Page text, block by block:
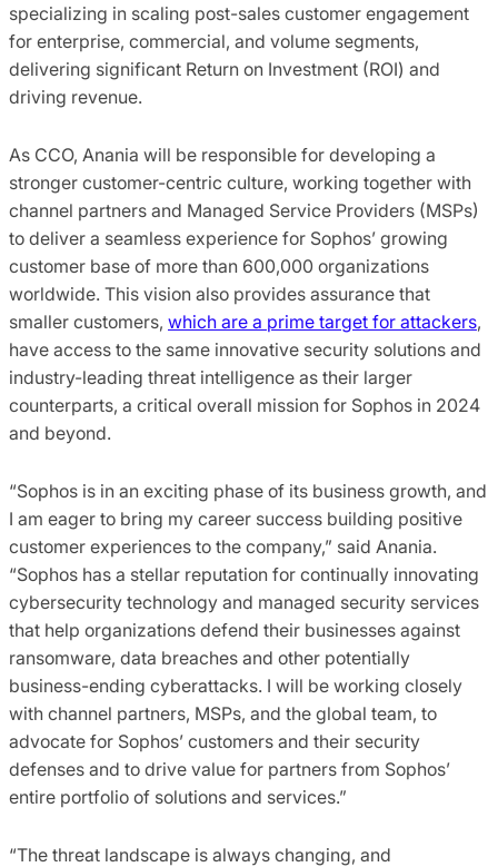
specializing in scaling post-sales customer engagement
for enterprise, commercial, and volume segments,
delivering significant Return on Investment (ROI) and
driving revenue.
As CCO, Anania will be responsible for developing a
stronger customer-centric culture, working together with
channel partners and Managed Service Providers (MSPs)
to deliver a seamless experience for Sophos’ growing
customer base of more than 600,000 organizations
worldwide. This vision also provides assurance that
smaller customers, which are a prime target for attackers,
have access to the same innovative security solutions and
industry-leading threat intelligence as their larger
counterparts, a critical overall mission for Sophos in 2024
and beyond.
“Sophos is in an exciting phase of its business growth, and
I am eager to bring my career success building positive
customer experiences to the company,” said Anania.
“Sophos has a stellar reputation for continually innovating
cybersecurity technology and managed security services
that help organizations defend their businesses against
ransomware, data breaches and other potentially
business-ending cyberattacks. I will be working closely
with channel partners, MSPs, and the global team, to
advocate for Sophos’ customers and their security
defenses and to drive value for partners from Sophos’
entire portfolio of solutions and services.”
“The threat landscape is always changing, and